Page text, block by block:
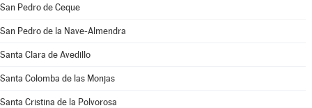
San Pedro de Ceque
San Pedro de la Nave-Almendra
Santa Clara de Avedillo
Santa Colomba de las Monjas
Santa Cristina de la Polvorosa